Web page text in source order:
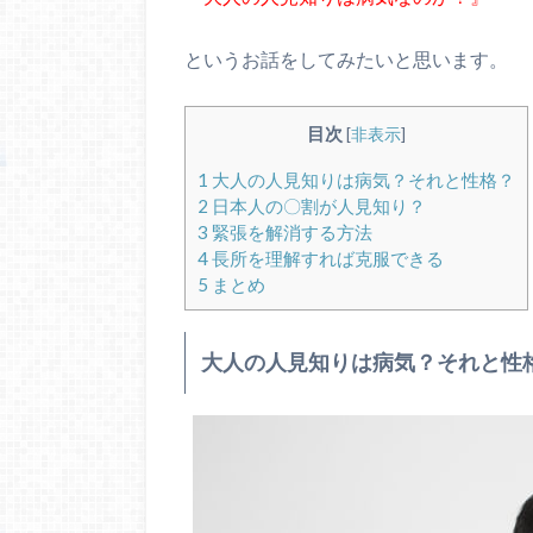
というお話をしてみたいと思います。
目次 [非表示]
1 大人の人見知りは病気？それと性格？
2 日本人の〇割が人見知り？
3 緊張を解消する方法
4長所を理解すれば克服できる
5 まとめ
大人の人見知りは病気？それと性